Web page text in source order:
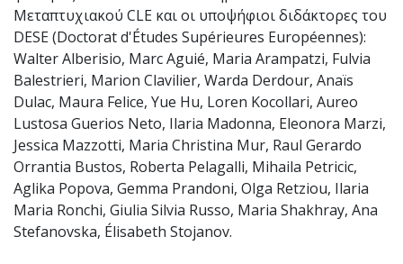
Μεταπτυχιακού CLE και οι υποψήφιοι διδάκτορες του
DESE (Doctorat d'Études Supérieures Européennes):
Walter Alberisio, Marc Aguié, Maria Arampatzi, Fulvia
Balestrieri, Marion Clavilier, Warda Derdour, Anaïs
Dulac, Maura Felice, Yue Hu, Loren Kocollari, Aureo
Lustosa Guerios Neto, Ilaria Madonna, Eleonora Marzi,
Jessica Mazzotti, Maria Christina Mur, Raul Gerardo
Orrantia Bustos, Roberta Pelagalli, Mihaila Petricic,
Aglika Popova, Gemma Prandoni, Olga Retziou, Ilaria
Maria Ronchi, Giulia Silvia Russo, Maria Shakhray, Ana
Stefanovska, Élisabeth Stojanov.